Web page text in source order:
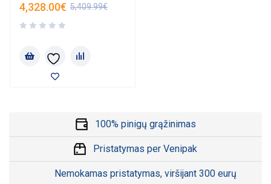
5,409.99€
4,328.00€
100% pinigų grąžinimas
Pristatymas per Venipak
Nemokamas pristatymas, viršijant 300 eurų